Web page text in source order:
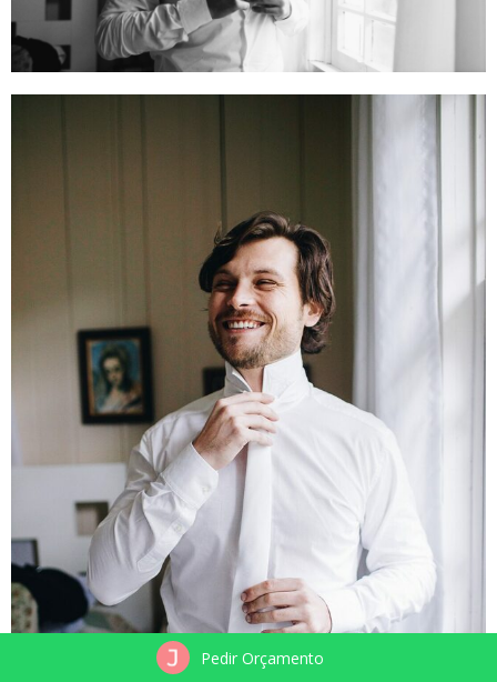
Pedir Orçamento